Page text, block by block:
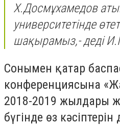
Х.Досмұхамедов
университетінде
шақырамыз,- деді
Сонымен қатар
конференциясына
2018-2019 жылдары
бүгінде өз кәсіптерін